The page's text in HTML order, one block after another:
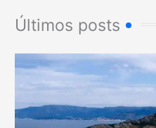
Últimos posts